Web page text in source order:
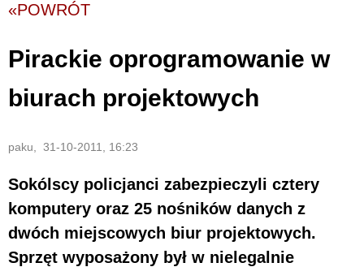
«POWRÓT
Pirackie oprogramowanie w
biurach projektowych
paku, 31-10-2011, 16:23
Sokólscy policjanci zabezpieczyli cztery
komputery oraz 25 nośników danych z
dwóch miejscowych biur projektowych.
Sprzęt wyposażony był w nielegalnie